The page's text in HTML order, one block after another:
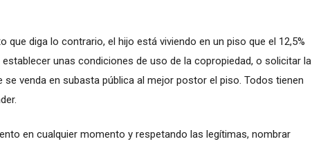
que diga lo contrario, el hijo está viviendo en un piso que el 12,5%
unas condiciones de uso de la copropiedad, o solicitar la
venda en subasta pública al mejor postor el piso. Todos tienen
en cualquier momento y respetando las legítimas, nombrar